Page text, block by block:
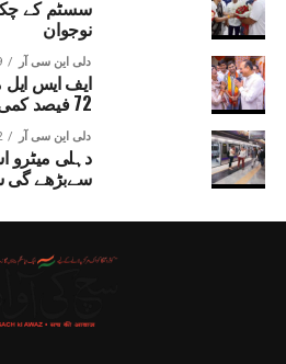
سسٹم کے
نوجوان
دلی این سی آر
ایف ایس ایل
72 فیصد کمی: سود
دلی این سی آر
سےبڑھے گی